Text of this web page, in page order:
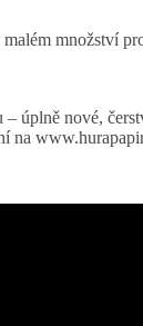
úplně nové,
na